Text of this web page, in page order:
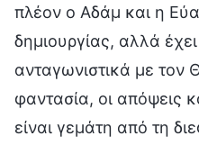
πλέον ο Αδάμ και η
δημιουργίας, αλλά
ανταγωνιστικά με
φαντασία, οι απόψεις
είναι γεμάτη από τη